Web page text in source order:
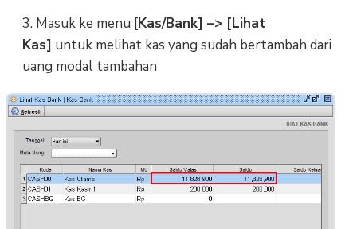
3. Masuk ke menu [Kas/Bank] –> [Lihat
Kas] untuk melihat kas yang sudah bertambah dari
uang modal tambahan